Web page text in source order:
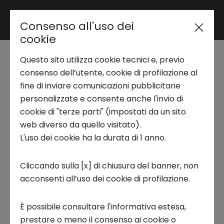
Area riservata
Trend Analysis
Applied Research
Startup Development
Business Transformation
Ecosystem enabling
Call4Innovation for
Deep Tech & New
Materials
Scade il 4 Settembre 2026
Milano, IT
Consenso all'uso dei
cookie
Questo sito utilizza cookie tecnici e, previo
consenso dell’utente, cookie di profilazione al
fine di inviare comunicazioni pubblicitarie
personalizzate e consente anche l'invio di
cookie di "terze parti" (impostati da un sito
web diverso da quello visitato).
L'uso dei cookie ha la durata di 1 anno.
Cliccando sulla [x] di chiusura del banner, non
acconsenti all’uso dei cookie di profilazione.
È possibile consultare l'informativa estesa,
prestare o meno il consenso ai cookie o